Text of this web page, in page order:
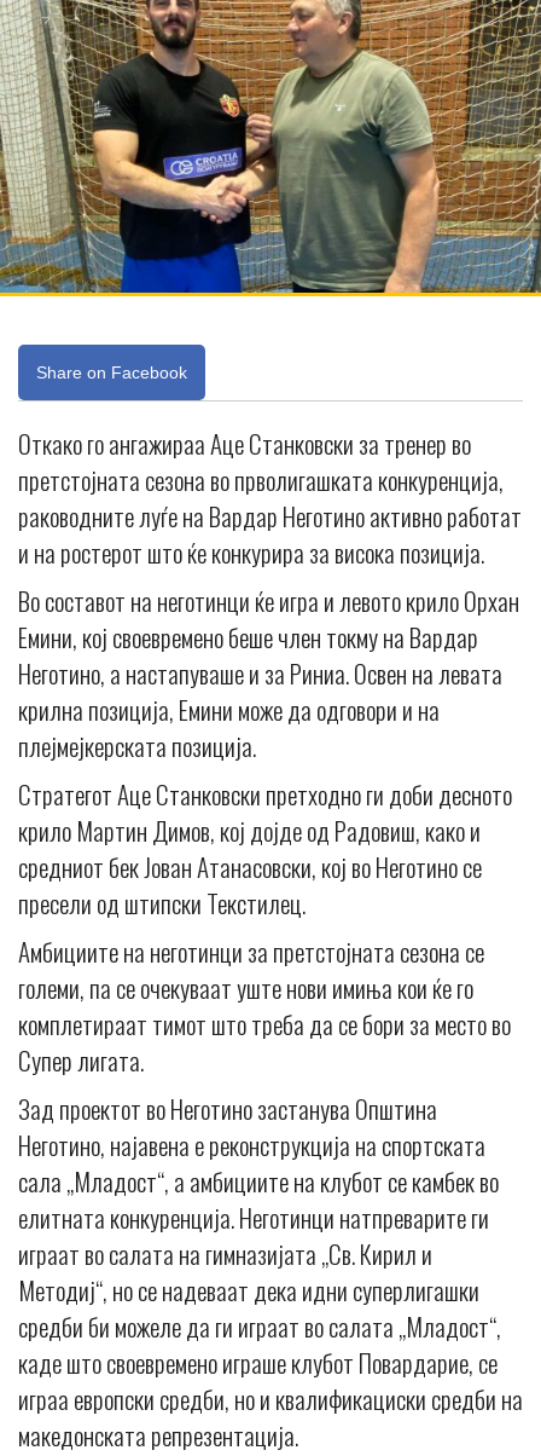
Share on Facebook
Откако го ангажираа Аце Станковски за тренер во
претстојната сезона во прволигашката конкуренција,
раководните луѓе на Вардар Неготино активно работат
и на ростерот што ќе конкурира за висока позиција.
Во составот на неготинци ќе игра и левото крило Орхан
Емини, кој своевремено беше член токму на Вардар
Неготино, а настапуваше и за Риниа. Освен на левата
крилна позиција, Емини може да одговори и на
плејмејкерската позиција.
Стратегот Аце Станковски претходно ги доби десното
крило Мартин Димов, кој дојде од Радовиш, како и
средниот бек Јован Атанасовски, кој во Неготино се
пресели од штипски Текстилец.
Амбициите на неготинци за претстојната сезона се
големи, па се очекуваат уште нови имиња кои ќе го
комплетираат тимот што треба да се бори за место во
Супер лигата.
Зад проектот во Неготино застанува Општина
Неготино, најавена е реконструкција на спортската
сала „Младост“, а амбициите на клубот се камбек во
елитната конкуренција. Неготинци натпреварите ги
играат во салата на гимназијата „Св. Кирил и
Методиј“, но се надеваат дека идни суперлигашки
средби би можеле да ги играат во салата „Младост“,
каде што своевремено играше клубот Повардарие, се
играа европски средби, но и квалификациски средби на
македонската репрезентација.